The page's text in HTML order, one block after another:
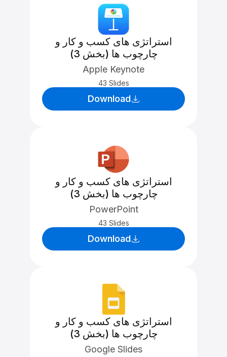
استراتژی های کسب و کار و
چارچوب ها (بخش 3)
Apple Keynote
43 Slides
Download
استراتژی های کسب و کار و
چارچوب ها (بخش 3)
PowerPoint
43 Slides
Download
استراتژی های کسب و کار و
چارچوب ها (بخش 3)
Google Slides